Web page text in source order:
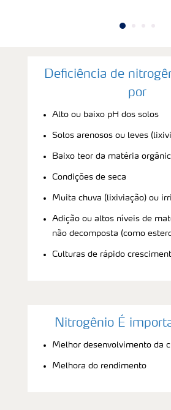
Deficiência de
por
Alto ou baixo pH dos solos
Solos arenosos ou leves
Baixo teor da matéria
Condições de seca
Muita chuva (lixiviação) ou
Adição ou altos níveis de
não decomposta (como
Culturas de rápido
Nitrogênio É
Melhor desenvolvimento da
Melhora do rendimento